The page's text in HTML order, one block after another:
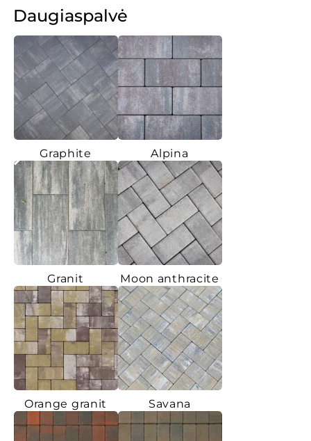
Daugiaspalvė
Graphite Alpina
Granit Moon anthracite
Orange granit Savana